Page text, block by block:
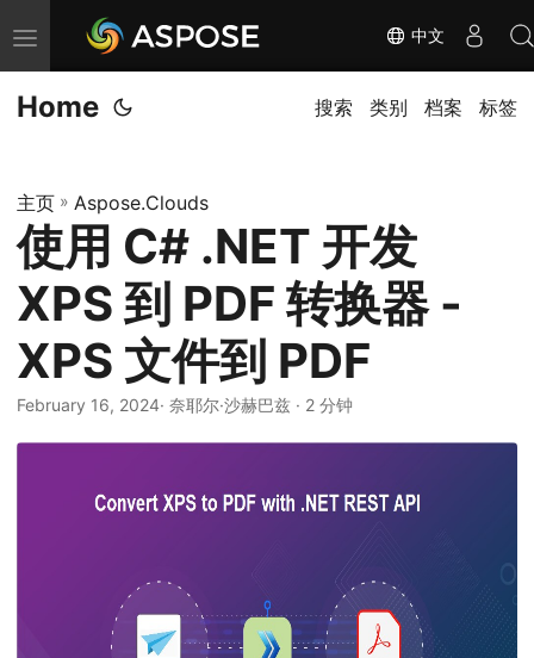
切
换
导
中文
Home 搜索 类别 档案 标签
主页 » Aspose.Clouds
使用 C# .NET 开发
XPS 到 PDF 转换器 -
XPS 文件到 PDF
February 16, 2024· 奈耶尔·沙赫巴兹 · 2 分钟